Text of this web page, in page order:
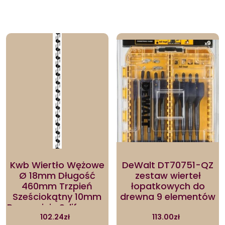
Kwb Wiertło Wężowe
Ø 18mm Długość
460mm Trzpień
Sześciokątny 10mm
Precyzyjnie Szlifowany
Wysoki 42418
102.24zł
DeWalt DT70751-QZ
zestaw wierteł
łopatkowych do
drewna 9 elementów
113.00zł